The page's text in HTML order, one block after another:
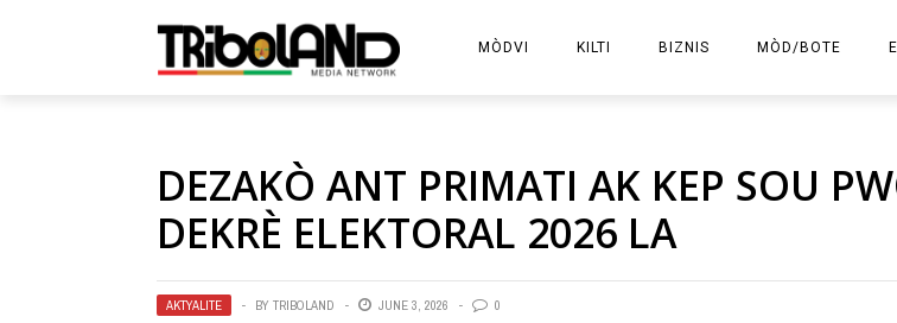
MÒDVI KILTI BIZNIS MÒD/BOTE
DEZAKÒ ANT PRIMATI AK KEP SOU
DEKRÈ ELEKTORAL 2026 LA
AKTYALITE BY TRIBOLAND JUNE 3, 2026 0